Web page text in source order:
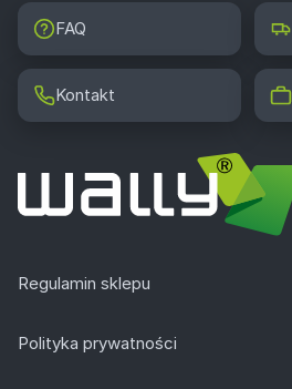
FAQ
Kontakt
Regulamin sklepu
Polityka prywatności